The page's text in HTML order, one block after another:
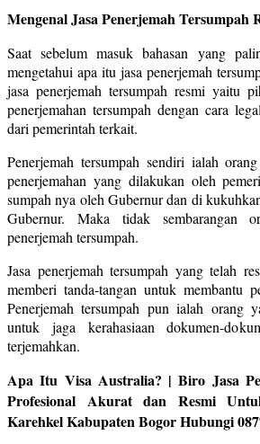
Mengenal Jasa Penerjemah Tersumpah
Saat sebelum masuk bahasan yang
mengetahui apa itu jasa penerjemah
jasa penerjemah tersumpah resmi yaitu
penerjemahan tersumpah dengan cara
dari pemerintah terkait.
Penerjemah tersumpah sendiri ialah
penerjemahan yang dilakukan oleh
sumpah nya oleh Gubernur dan di
Gubernur. Maka tidak sembarangan
penerjemah tersumpah.
Jasa penerjemah tersumpah yang telah
memberi tanda-tangan untuk membantu
Penerjemah tersumpah pun ialah orang
untuk jaga kerahasiaan dokumen-
terjemahkan.
Apa Itu Visa Australia? | Biro Jasa
Profesional Akurat dan Resmi
Karehkel Kabupaten Bogor Hubungi